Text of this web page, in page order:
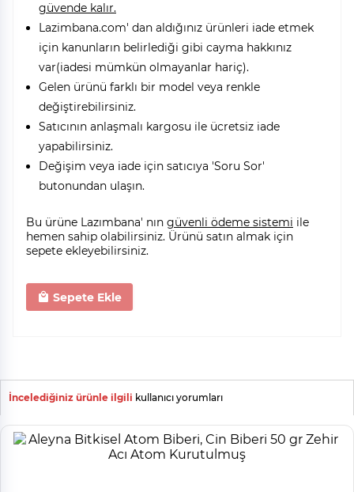
güvende kalır.
Lazimbana.com' dan aldığınız ürünleri iade etmek
için kanunların belirlediği gibi cayma hakkınız
var(iadesi mümkün olmayanlar hariç).
Gelen ürünü farklı bir model veya renkle
değiştirebilirsiniz.
Satıcının anlaşmalı kargosu ile ücretsiz iade
yapabilirsiniz.
Değişim veya iade için satıcıya 'Soru Sor'
butonundan ulaşın.
Bu ürüne Lazımbana' nın güvenli ödeme sistemi ile
hemen sahip olabilirsiniz. Ürünü satın almak için
sepete ekleyebilirsiniz.
Sepete Ekle
İncelediğiniz ürünle ilgili kullanıcı yorumları